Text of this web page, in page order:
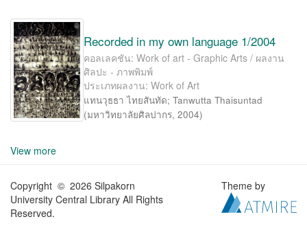
Recorded in my own language 1/2004
คอลเลคชัน: Work of art - Graphic Arts / ผลงาน
ศิลปะ - ภาพพิมพ์
ประเภทผลงาน: Work of Art
แทนวุธธา ไทยสันทัด; Tanwutta Thaisuntad
(มหาวิทยาลัยศิลปากร, 2004)
View more
Copyright © 2026 Silpakorn
University Central Library All Rights
Reserved.
Theme by